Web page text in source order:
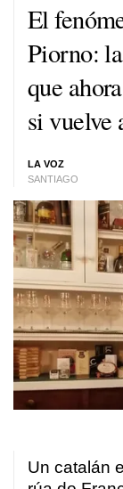
El
Piorno:
que
si vuelve
LA VOZ
SANTIAGO
Un catalán